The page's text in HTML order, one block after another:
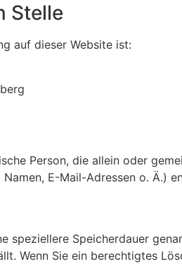
Stelle
auf dieser Website ist:
Person, die allein oder
E-Mail-Adressen o. Ä.)
speziellere Speicherdauer
Wenn Sie ein berechtigtes